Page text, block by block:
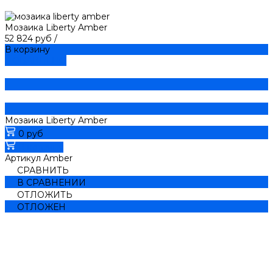
Мозаика Liberty Amber
52 824 руб /
В корзину
Мозаика Liberty Amber
0 руб
Артикул Amber
СРАВНИТЬ
В СРАВНЕНИИ
ОТЛОЖИТЬ
ОТЛОЖЕН